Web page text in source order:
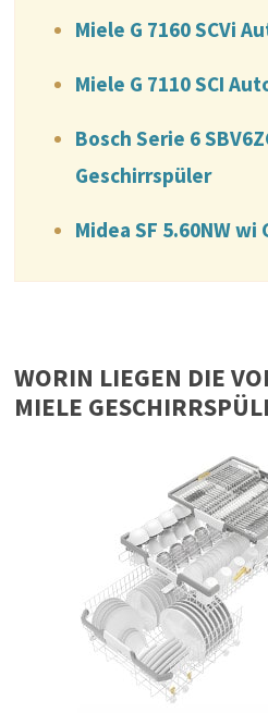
Miele G 7160 SCVi
Miele G 7110 SCI
Bosch Serie 6
Geschirrspüler
Midea SF 5.60NW
WORIN LIEGEN DIE
MIELE